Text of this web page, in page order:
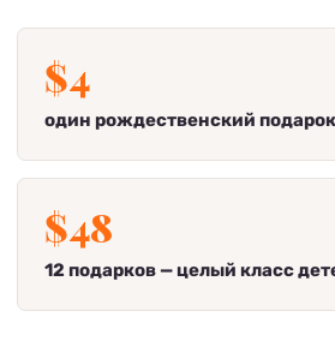
$4
один рождественский
$48
12 подарков — целый класс